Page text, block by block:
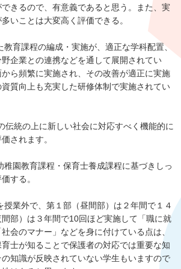
きるので、有意義であると思う。また、実
いことは大変高く評価できる。
教育課程の編成・実施が、適正な学科配置、
企業との連携などを通して展開されてい
ら頻繁に実施され、その改善が適正に実施
質向上も充実した研修体制で実施されてい
伝統の上に新しい社会に対応すべく機能的に
されます。
稚園教育課程・保育士養成課程に基づきしっ
する。
授業外で、第１部（昼間部）は２年間で１４
部）は３年間で10回ほど実施して「職に就
会のマナー」などを身に付けている点は、
士が知ることで保護者の対応では重要な知
知識が反映されていない学生もいますので